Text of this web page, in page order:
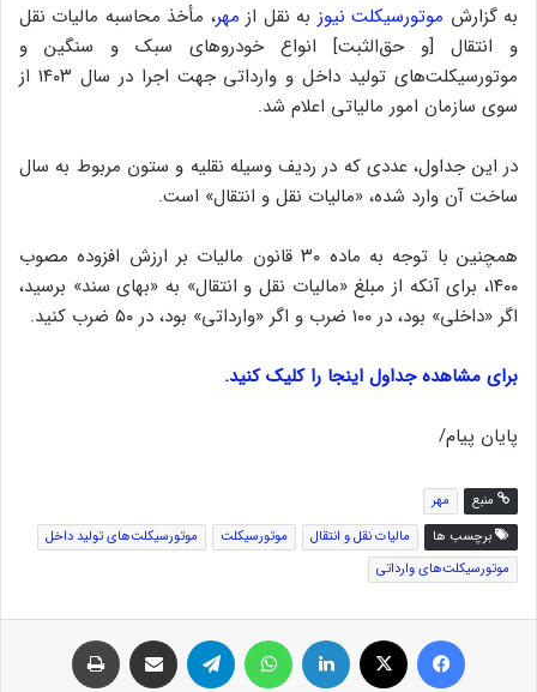
به گزارش موتورسیکلت نیوز به نقل از مهر، مأخذ محاسبه مالیات نقل
و انتقال [و حق‌الثبت] انواع خودروهای سبک و سنگین و
موتورسیکلت‌های تولید داخل و وارداتی جهت اجرا در سال ۱۴۰٣ از
سوی سازمان امور مالیاتی اعلام شد.
در این جداول، عددی که در ردیف وسیله نقلیه و ستون مربوط به سال
ساخت آن وارد شده، «مالیات نقل و انتقال» است.
همچنین با توجه به ماده ۳۰ قانون مالیات بر ارزش افزوده مصوب
۱۴۰۰، برای آنکه از مبلغ «مالیات نقل و انتقال» به «بهای سند» برسید،
اگر «داخلی» بود، در ۱۰۰ ضرب و اگر «وارداتی» بود، در ۵۰ ضرب کنید.
برای مشاهده جداول اینجا را کلیک کنید.
پایان پیام/
منبع
مهر
برچسب ها
مالیات نقل و انتقال موتورسیکلت
موتورسیکلت‌های تولید داخل
موتورسیکلت‌های وارداتی
فیس بوک لینکدین تلگرام اشتراک گذاری از طریق ایمیل